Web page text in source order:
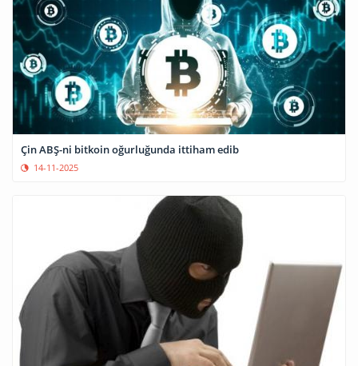
Çin ABŞ-ni bitkoin oğurluğunda ittiham edib
14-11-2025